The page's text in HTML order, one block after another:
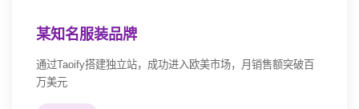
某知名服装品牌
通过Taoify搭建独立站，成功进入欧美市场，月销售额突破百
万美元